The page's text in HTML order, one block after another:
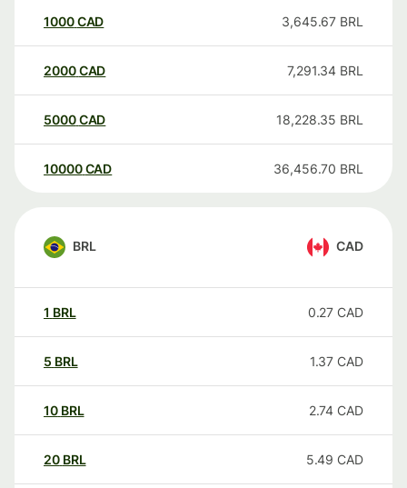
1000CAD 3,645.67 BRL
2000CAD 7,291.34 BRL
5000CAD 18,228.35 BRL
10000 CAD 36,456.70 BRL
BRL CAD
1 BRL 0.27 CAD
5 BRL 1.37 CAD
10 BRL 2.74 CAD
20 BRL 5.49 CAD